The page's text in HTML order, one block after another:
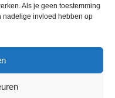
Als je geen toestemming
nadelige invloed hebben op
o
n